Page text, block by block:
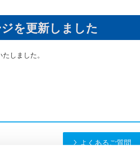
を更新しました
しました。
よくあるご質問